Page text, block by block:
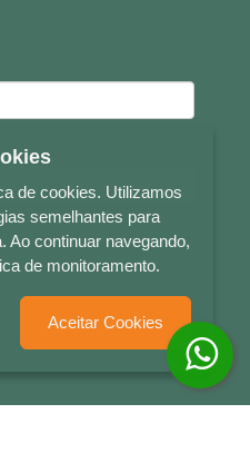
de cookies. Utilizamos
semelhantes para
Ao continuar navegando,
de monitoramento.
Aceitar Cookies